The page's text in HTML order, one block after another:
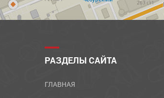
РАЗДЕЛЫ САЙТА
ГЛАВНАЯ